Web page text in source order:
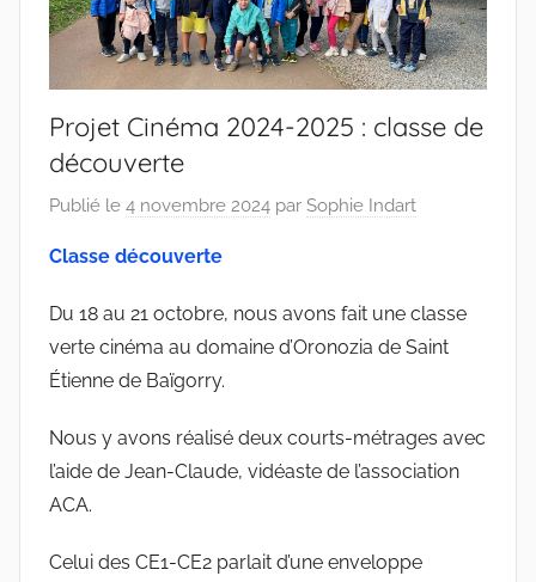
Projet Cinéma 2024-2025 : classe de
découverte
Publié le 4 novembre 2024 par Sophie Indart
Classe découverte
Du 18 au 21 octobre, nous avons fait une classe
verte cinéma au domaine d’Oronozia de Saint
Étienne de Baïgorry.
Nous y avons réalisé deux courts-métrages avec
l’aide de Jean-Claude, vidéaste de l’association
ACA.
Celui des CE1-CE2 parlait d’une enveloppe